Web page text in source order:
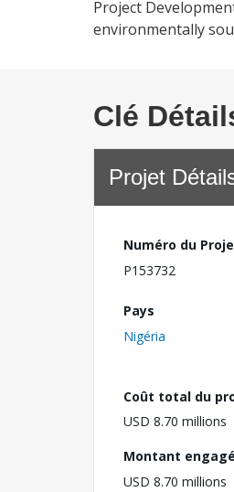
Project
environmentally
Clé
Projet
Numéro du
P153732
Pays
Nigéria
Coût total du
USD 8.70 millions
Montant engagé
USD 8.70 millions